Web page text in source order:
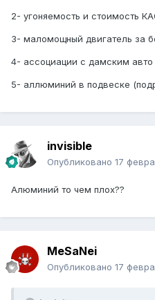
2- угоняемость и стоимость
3- маломощный двигатель за
4- ассоциации с дамским авто
5- аллюминий в подвеске
invisible
Опубликовано 17
Алюминий то чем плох??
MeSaNei
Опубликовано 17